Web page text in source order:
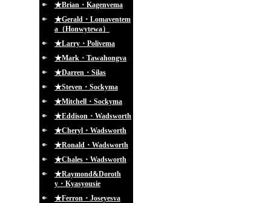
★Brian・Kagenvema
★Gerald・Lomaventem
a（Honwytewa）
★Larry・Polivema
★Mark・Tawahongva
★Darren・Silas
★Steven・Sockyma
★Mitchell・Sockyma
★Eddison・Wadsworth
★Cheryl・Wadsworth
★Ronald・Wadsworth
★Chales・Wadsworth
★Raymond&Doroth
y・Kyasyousie
★Ferron・Joseyesva